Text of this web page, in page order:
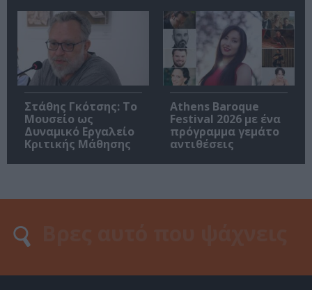
Στάθης Γκότσης: Το
Μουσείο ως
Δυναμικό Εργαλείο
Κριτικής Μάθησης
Athens Baroque
Festival 2026 με ένα
πρόγραμμα γεμάτο
αντιθέσεις